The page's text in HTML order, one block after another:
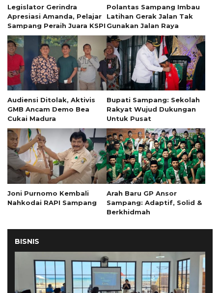
Legislator Gerindra
Apresiasi Amanda, Pelajar
Sampang Peraih Juara KSPI
Polantas Sampang Imbau
Latihan Gerak Jalan Tak
Gunakan Jalan Raya
Audiensi Ditolak, Aktivis
GMB Ancam Demo Bea
Cukai Madura
Bupati Sampang: Sekolah
Rakyat Wujud Dukungan
Untuk Pusat
Joni Purnomo Kembali
Nahkodai RAPI Sampang
Arah Baru GP Ansor
Sampang: Adaptif, Solid &
Berkhidmah
BISNIS